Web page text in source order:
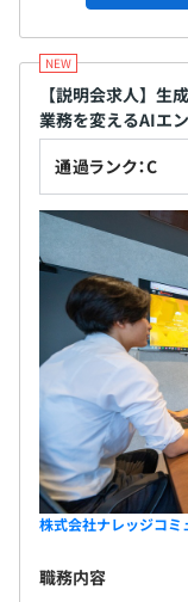
【説明会求人】生
業務を変えるAIエ
通過ランク：C
株式会社ナレッジコミ
職務内容